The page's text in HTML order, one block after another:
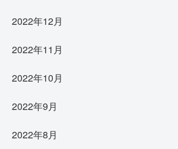
2022年12月
2022年11月
2022年10月
2022年9月
2022年8月